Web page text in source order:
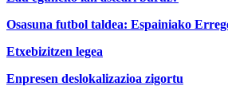
Osasuna futbol taldea: Espainiako
Etxebizitzen legea
Enpresen deslokalizazioa zigortu